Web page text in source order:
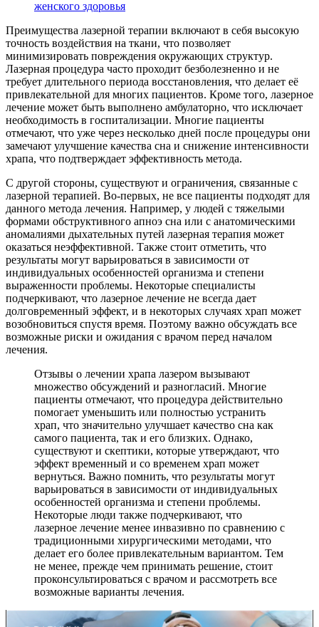
женского здоровья
Преимущества лазерной терапии включают в себя высокую
точность воздействия на ткани, что позволяет
минимизировать повреждения окружающих структур.
Лазерная процедура часто проходит безболезненно и не
требует длительного периода восстановления, что делает её
привлекательной для многих пациентов. Кроме того, лазерное
лечение может быть выполнено амбулаторно, что исключает
необходимость в госпитализации. Многие пациенты
отмечают, что уже через несколько дней после процедуры они
замечают улучшение качества сна и снижение интенсивности
храпа, что подтверждает эффективность метода.
С другой стороны, существуют и ограничения, связанные с
лазерной терапией. Во-первых, не все пациенты подходят для
данного метода лечения. Например, у людей с тяжелыми
формами обструктивного апноэ сна или с анатомическими
аномалиями дыхательных путей лазерная терапия может
оказаться неэффективной. Также стоит отметить, что
результаты могут варьироваться в зависимости от
индивидуальных особенностей организма и степени
выраженности проблемы. Некоторые специалисты
подчеркивают, что лазерное лечение не всегда дает
долговременный эффект, и в некоторых случаях храп может
возобновиться спустя время. Поэтому важно обсуждать все
возможные риски и ожидания с врачом перед началом
лечения.
Отзывы о лечении храпа лазером вызывают
множество обсуждений и разногласий. Многие
пациенты отмечают, что процедура действительно
помогает уменьшить или полностью устранить
храп, что значительно улучшает качество сна как
самого пациента, так и его близких. Однако,
существуют и скептики, которые утверждают, что
эффект временный и со временем храп может
вернуться. Важно помнить, что результаты могут
варьироваться в зависимости от индивидуальных
особенностей организма и степени проблемы.
Некоторые люди также подчеркивают, что
лазерное лечение менее инвазивно по сравнению с
традиционными хирургическими методами, что
делает его более привлекательным вариантом. Тем
не менее, прежде чем принимать решение, стоит
проконсультироваться с врачом и рассмотреть все
возможные варианты лечения.